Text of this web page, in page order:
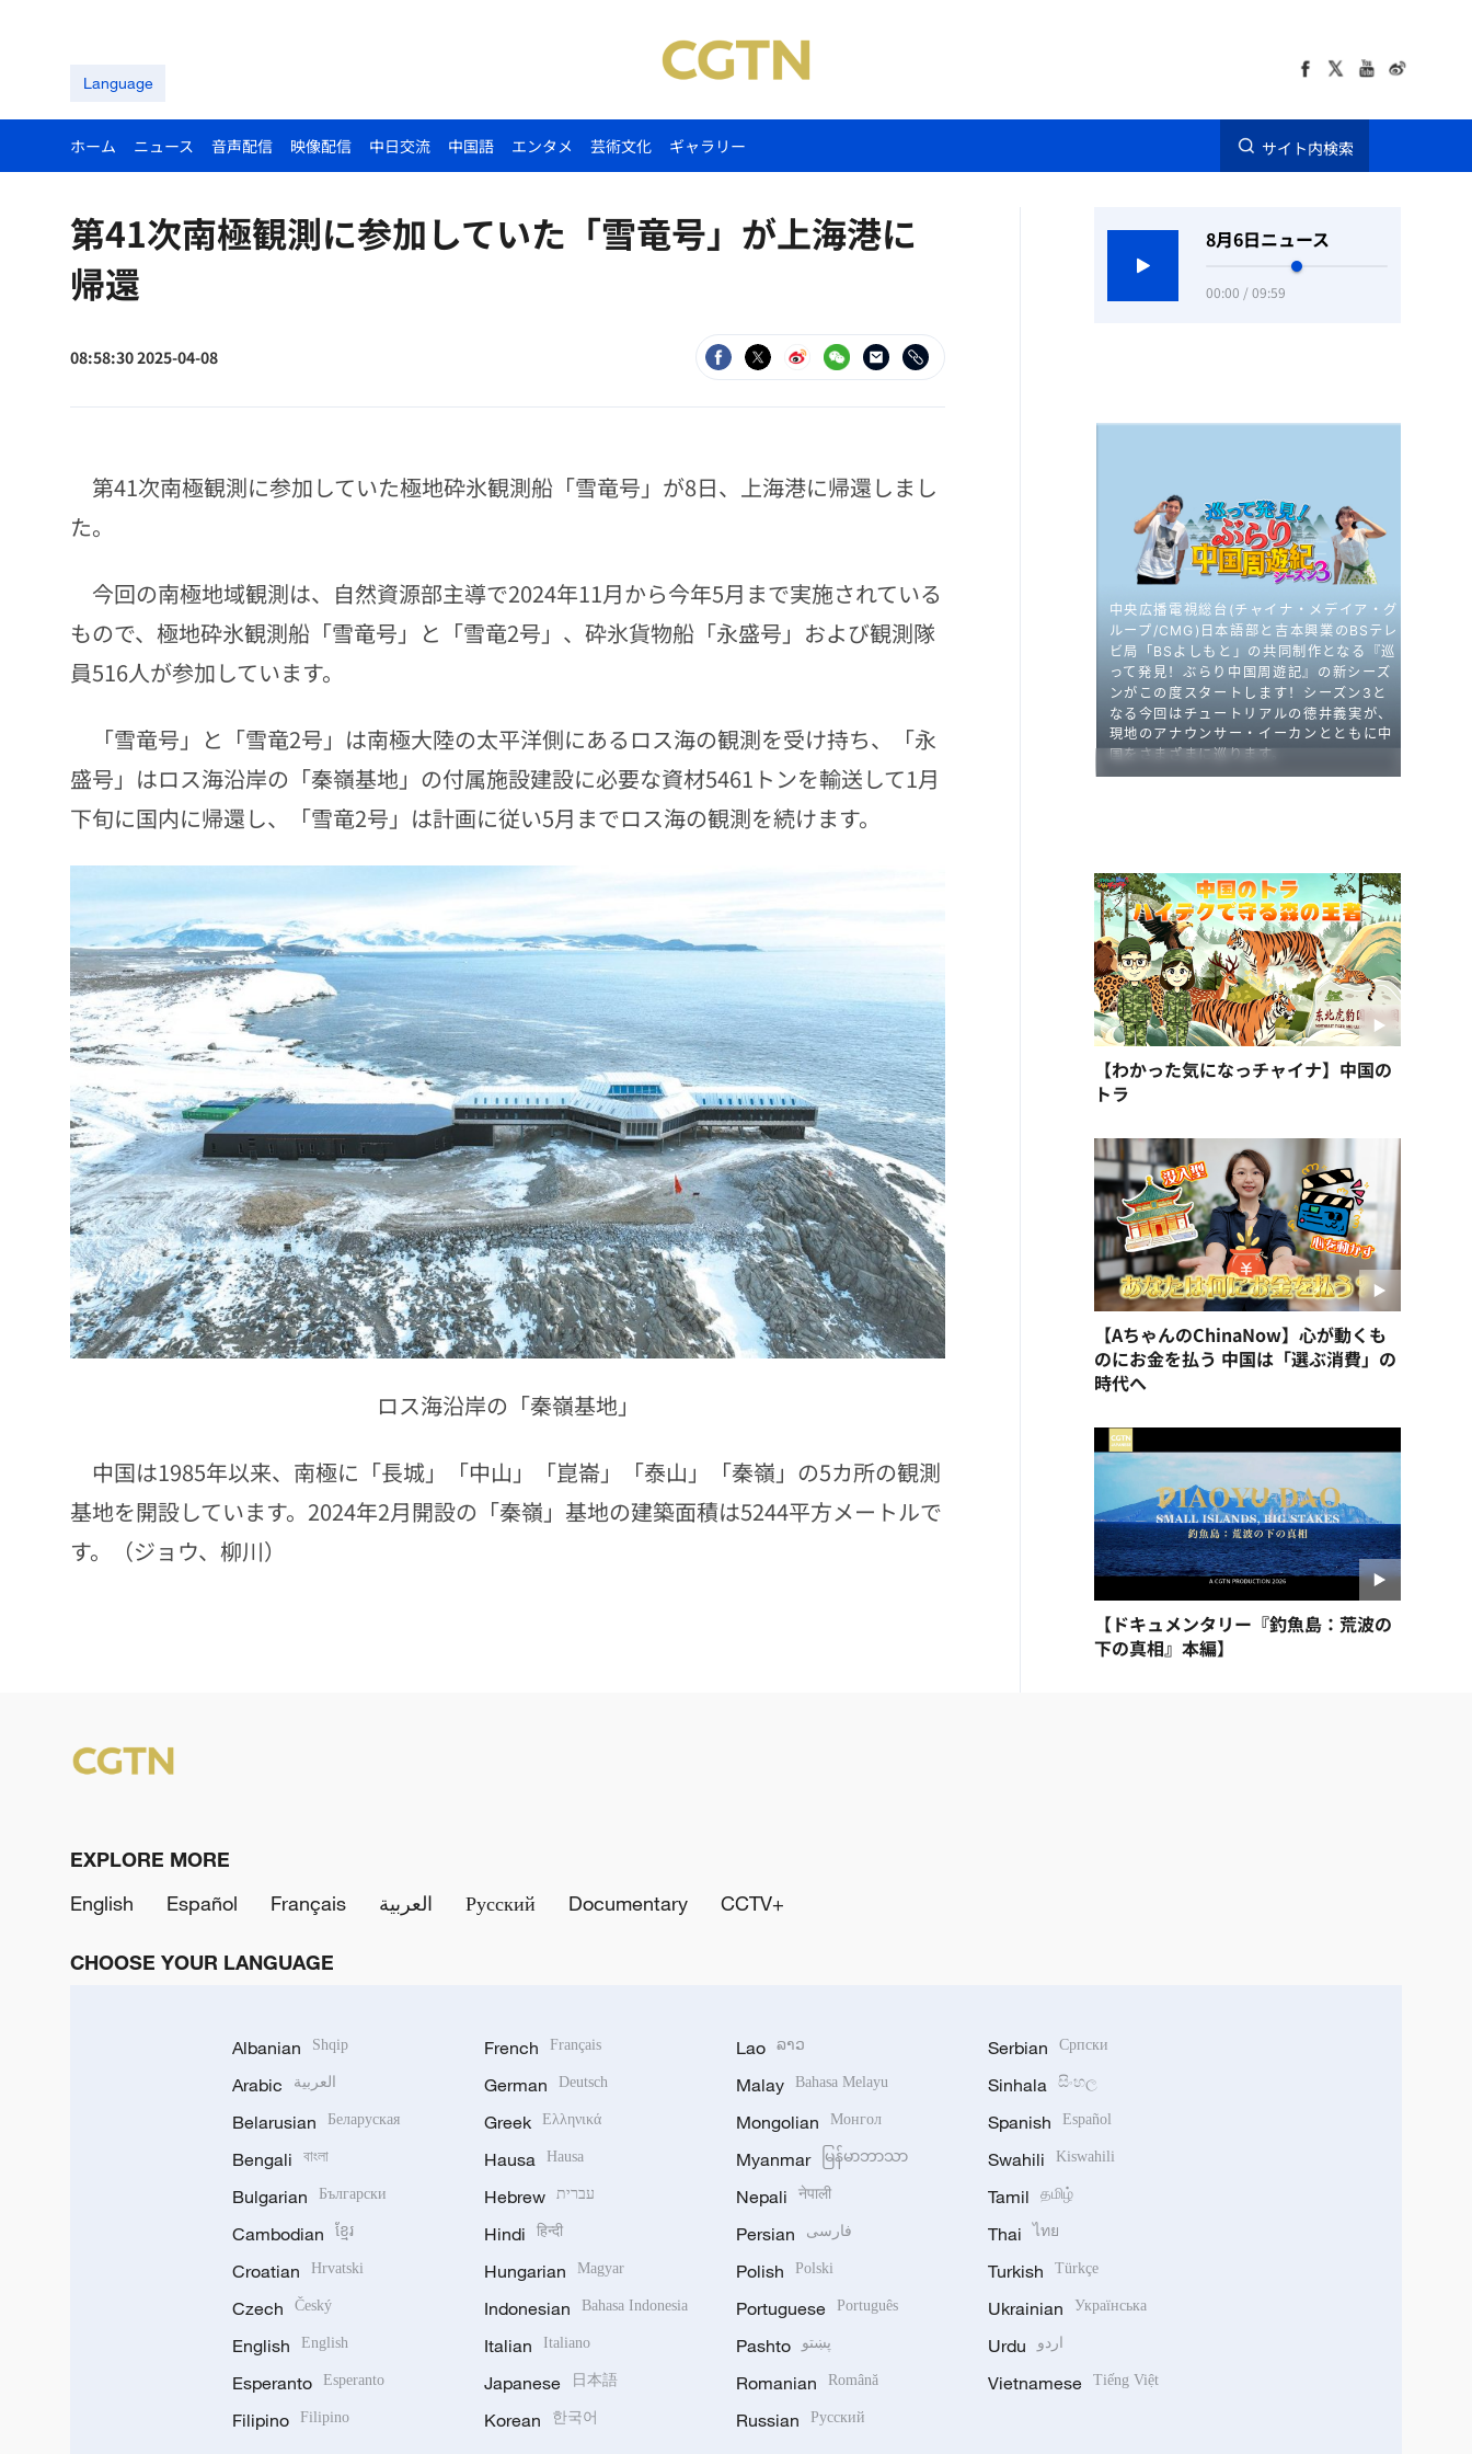
Language
ホーム ニュース 音声配信 映像配信 中日交流 中国語 エンタメ 芸術文化 ギャラリー サイト内検索
第41次南極観測に参加していた「雪竜号」が上海港に
帰還
08:58:30 2025-04-08
第41次南極観測に参加していた極地砕氷観測船「雪竜号」が8日、上海港に帰還しまし
た。
今回の南極地域観測は、自然資源部主導で2024年11月から今年5月まで実施されている
もので、極地砕氷観測船「雪竜号」と「雪竜2号」、砕氷貨物船「永盛号」および観測隊
員516人が参加しています。
「雪竜号」と「雪竜2号」は南極大陸の太平洋側にあるロス海の観測を受け持ち、「永
盛号」はロス海沿岸の「秦嶺基地」の付属施設建設に必要な資材5461トンを輸送して1月
下旬に国内に帰還し、「雪竜2号」は計画に従い5月までロス海の観測を続けます。
ロス海沿岸の「秦嶺基地」
中国は1985年以来、南極に「長城」「中山」「崑崙」「泰山」「秦嶺」の5カ所の観測
基地を開設しています。2024年2月開設の「秦嶺」基地の建築面積は5244平方メートルで
す。（ジョウ、柳川）
8月6日ニュース
00:00 / 09:59
【わかった気になっチャイナ】中国の
トラ
【AちゃんのChinaNow】心が動くも
のにお金を払う 中国は「選ぶ消費」の
時代へ
【ドキュメンタリー『釣魚島：荒波の
下の真相』本編】
EXPLORE MORE
English
Español Français العربية Русский Documentary CCTV+
CHOOSE YOUR LANGUAGE
Albanian Shqip
Arabic العربية
Belarusian Беларуская
Bengali বাংলা
Bulgarian Български
Cambodian ខ្មែរ
Croatian Hrvatski
Czech Český
English English
Esperanto Esperanto
Filipino Filipino
French Français
German Deutsch
Greek Ελληνικά
Hausa Hausa
Hebrew עברית
Hindi हिन्दी
Hungarian Magyar
Indonesian Bahasa Indonesia
Italian Italiano
Japanese 日本語
Korean 한국어
Lao ລາວ
Malay Bahasa Melayu
Mongolian Монгол
Myanmar မြန်မာဘာသာ
Nepali नेपाली
Persian فارسی
Polish Polski
Portuguese Português
Pashto پښتو
Romanian Română
Russian Русский
Serbian Српски
Sinhala සිංහල
Spanish Español
Swahili Kiswahili
Tamil தமிழ்
Thai ไทย
Turkish Türkçe
Ukrainian Українська
Urdu اردو
Vietnamese Tiếng Việt